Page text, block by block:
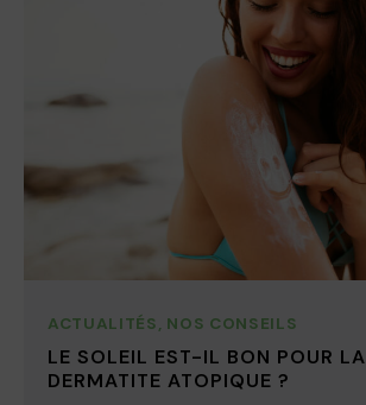
ACTUALITÉS, NOS CONSEILS
LE SOLEIL EST-IL BON POUR LA
DERMATITE ATOPIQUE ?